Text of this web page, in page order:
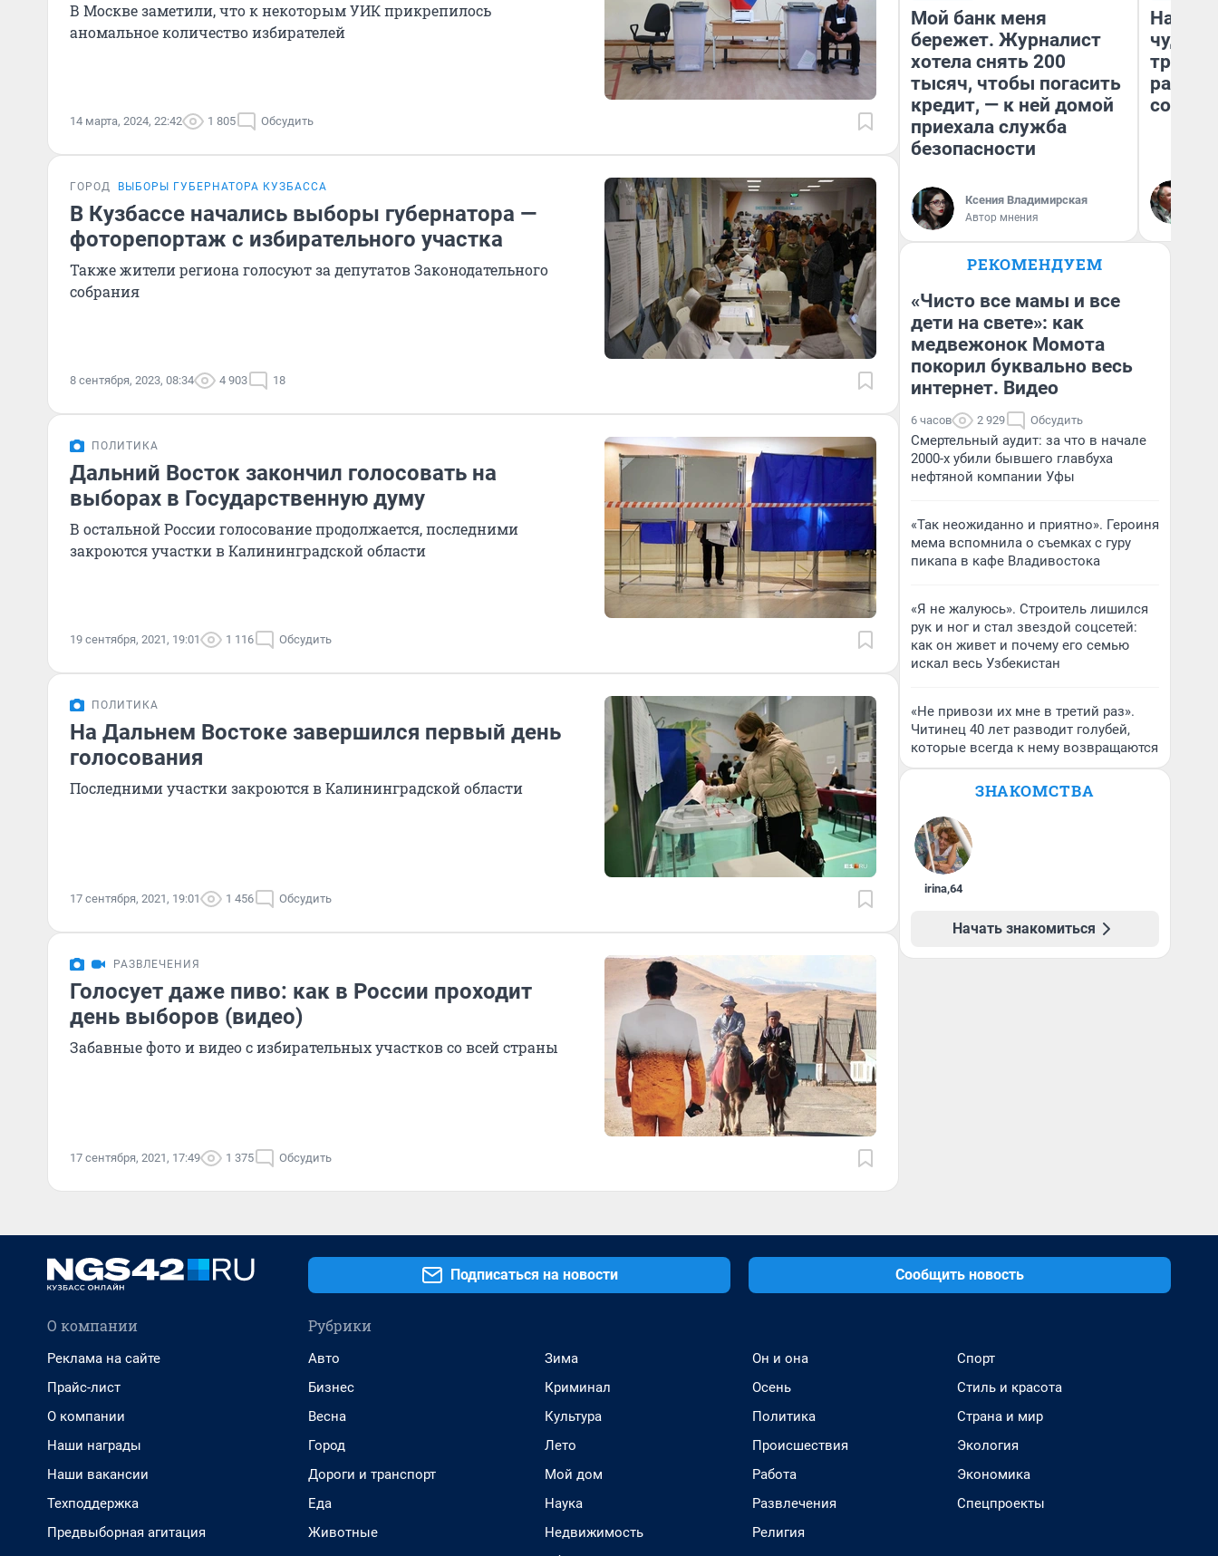
В Москве заметили, что к некоторым УИК прикрепилось
аномальное количество избирателей
14 марта, 2024, 22:42 1 805 Обсудить
ГОРОД ВЫБОРЫ ГУБЕРНАТОРА КУЗБАССА
В Кузбассе начались выборы губернатора —
фоторепортаж с избирательного участка
Также жители региона голосуют за депутатов Законодательного
собрания
8 сентября, 2023, 08:34 4 903 18
ПОЛИТИКА
Дальний Восток закончил голосовать на
выборах в Государственную думу
В остальной России голосование продолжается, последними
закроются участки в Калининградской области
19 сентября, 2021, 19:01 1 116 Обсудить
ПОЛИТИКА
На Дальнем Востоке завершился первый день
голосования
Последними участки закроются в Калининградской области
17 сентября, 2021, 19:01 1 456 Обсудить
РАЗВЛЕЧЕНИЯ
Голосует даже пиво: как в России проходит
день выборов (видео)
Забавные фото и видео с избирательных участков со всей страны
17 сентября, 2021, 17:49 1 375 Обсудить
Мой банк меня
бережет. Журналист
хотела снять 200
тысяч, чтобы погасить
кредит, — к ней домой
приехала служба
безопасности
Ксения Владимирская
Автор мнения
чудом
РЕКОМЕНДУЕМ
«Чисто все мамы и все
дети на свете»: как
медвежонок Момота
покорил буквально весь
интернет. Видео
6 часов 2 929 Обсудить
Смертельный аудит: за что в начале
2000-х убили бывшего главбуха
нефтяной компании Уфы
«Так неожиданно и приятно». Героиня
мема вспомнила о съемках с гуру
пикапа в кафе Владивостока
«Я не жалуюсь». Строитель лишился
рук и ног и стал звездой соцсетей:
как он живет и почему его семью
искал весь Узбекистан
«Не привози их мне в третий раз».
Читинец 40 лет разводит голубей,
которые всегда к нему возвращаются
ЗНАКОМСТВА
irina,64
Начать знакомиться
Подписаться на новости Сообщить новость
О компании
Реклама на сайте
Прайс-лист
О компании
Наши награды
Наши вакансии
Техподдержка
Предвыборная агитация
Рубрики
Авто
Бизнес
Весна
Город
Дороги и транспорт
Еда
Животные
Зима
Криминал
Культура
Лето
Мой дом
Наука
Недвижимость
Он и она
Осень
Политика
Происшествия
Работа
Развлечения
Религия
Спорт
Стиль и красота
Страна и мир
Экология
Экономика
Спецпроекты